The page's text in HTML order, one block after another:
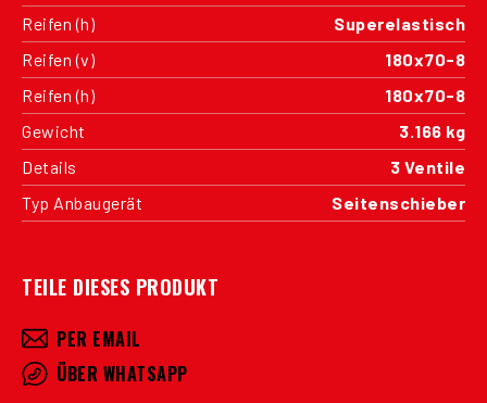
Reifen (h)
Superelastisch
Reifen (v)
180x70-8
Reifen (h)
180x70-8
Gewicht
3.166 kg
Details
3 Ventile
Typ Anbaugerät
Seitenschieber
TEILE DIESES PRODUKT
PER EMAIL
ÜBER WHATSAPP